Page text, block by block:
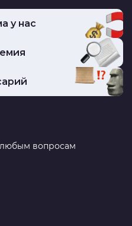
у нас
вопросам